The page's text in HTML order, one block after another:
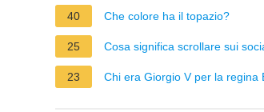
40 Che colore ha il topazio?
25 Cosa significa scrollare sui
23 Chi era Giorgio V per la regina